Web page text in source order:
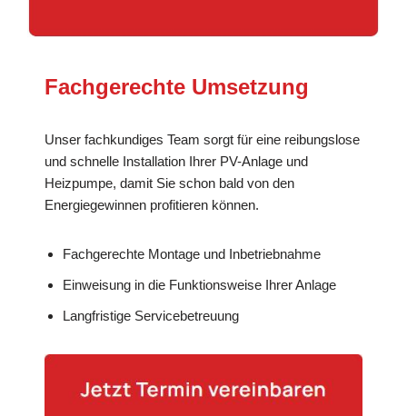
Fachgerechte Umsetzung
Unser fachkundiges Team sorgt für eine reibungslose
und schnelle Installation Ihrer PV-Anlage und
Heizpumpe, damit Sie schon bald von den
Energiegewinnen profitieren können.
Fachgerechte Montage und Inbetriebnahme
Einweisung in die Funktionsweise Ihrer Anlage
Langfristige Servicebetreuung